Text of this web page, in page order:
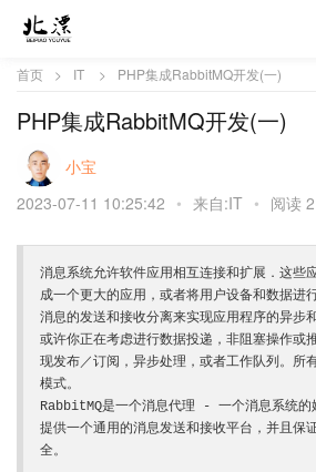
首页 > IT > PHP集成RabbitMQ开发(一)
PHP集成RabbitMQ开发(一)
小宝
2023-07-11 10:25:42 • 来自:IT • 阅读
消息系统允许软件应用相互连接和扩展．这些
成一个更大的应用，或者将用户设备和数据进
消息的发送和接收分离来实现应用程序的异步
或许你正在考虑进行数据投递，非阻塞操作或
现发布／订阅，异步处理，或者工作队列。所
模式。
RabbitMQ是一个消息代理 - 一个消息系统的
提供一个通用的消息发送和接收平台，并且保
全。